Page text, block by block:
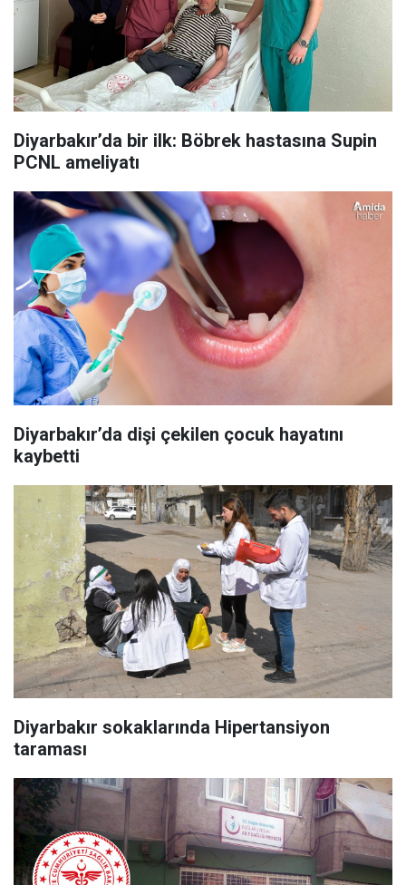
Diyarbakır’da bir ilk: Böbrek hastasına Supin
PCNL ameliyatı
Diyarbakır’da dişi çekilen çocuk hayatını
kaybetti
Diyarbakır sokaklarında Hipertansiyon
taraması